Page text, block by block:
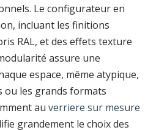
Le configurateur en
incluant les finitions
RAL, et des effets texture
assure une
espace, même atypique,
ou les grands formats
au verriere sur mesure
grandement le choix des